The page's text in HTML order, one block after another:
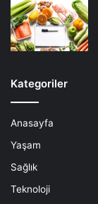
Kategoriler
Anasayfa
Yaşam
Sağlık
Teknoloji